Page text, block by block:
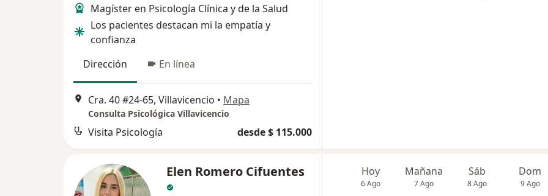
Magíster en Psicología Clínica y de la Salud
Los pacientes destacan mi la empatía y
confianza
Dirección
En línea
Cra. 40 #24-65, Villavicencio • Mapa
Consulta Psicológica Villavicencio
Visita Psicología desde $ 115.000
Elen Romero Cifuentes Hoy
6 Ago
Mañana
7 Ago
Sáb
8 Ago
Dom
9 Ago